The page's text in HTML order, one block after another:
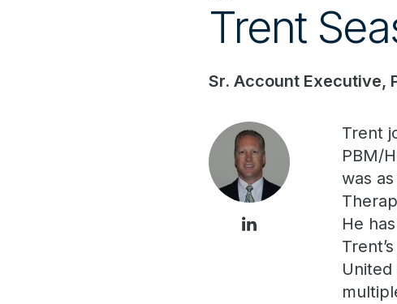
Trent
Sr. Account Executive,
Trent
PBM/
was
He